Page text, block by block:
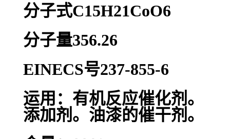
分子式C15H21CoO6
分子量356.26
EINECS号237-855-6
运用：有机反应催化剂。
添加剂。油漆的催干剂。